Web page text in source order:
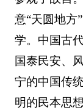
意“天圆地方
学。中国古
国泰民安、
宁的中国传
明的民本思